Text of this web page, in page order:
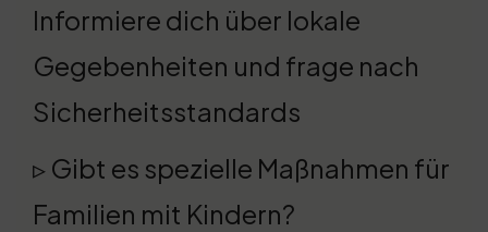
Informiere dich über lokale
Gegebenheiten und frage nach
Sicherheitsstandards
▹ Gibt es spezielle Maßnahmen für
Familien mit Kindern?